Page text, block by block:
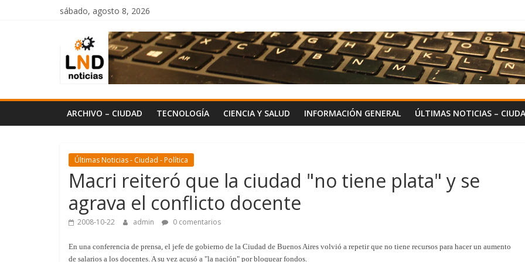
sábado, agosto 8, 2026
LND
Noticias
ARCHIVO – CIUDAD TECNOLOGÍA CIENCIA Y SALUD INFORMACIÓN GENERAL ÚLTIMAS NOTICIAS –
Últimas Noticias - Ciudad - Política
Macri reiteró que la ciudad "no tiene plata" y se
agrava el conflicto docente
2008-10-22 admin 0 comentarios
En una conferencia de prensa, el jefe de gobierno de la Ciudad de Buenos Aires volvió a repetir que no tiene recursos para hacer un aumento
de salarios a los docentes. A su vez acusó a "la nación" por bloquear fondos.